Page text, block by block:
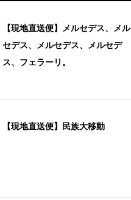
【現地直送便】メルセデス、メル
セデス、メルセデス、メルセデ
ス、フェラーリ。
【現地直送便】民族大移動